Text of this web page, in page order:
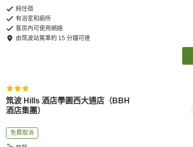
純住宿
有浴室和廁所
客房內可使用網絡
由筑波站駕車約 15 分鐘可達
筑波 Hills 酒店學園西大通店（BBH
酒店集團）
免費取消